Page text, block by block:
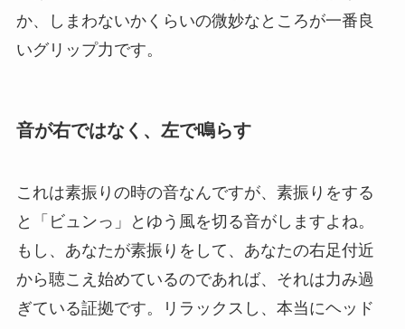
か、しまわないかくらいの微妙なところが一番良
いグリップ力です。
音が右ではなく、左で鳴らす
これは素振りの時の音なんですが、素振りをする
と「ビュンっ」とゆう風を切る音がしますよね。
もし、あなたが素振りをして、あなたの右足付近
から聴こえ始めているのであれば、それは力み過
ぎている証拠です。リラックスし、本当にヘッド